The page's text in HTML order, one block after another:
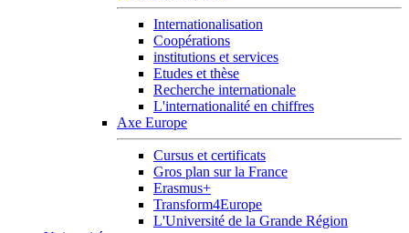
Internationalisation
Coopérations
institutions et services
Etudes et thèse
Recherche internationale
L'internationalité en chiffres
Axe Europe
Cursus et certificats
Gros plan sur la France
Erasmus+
Transform4Europe
L'Université de la Grande Région